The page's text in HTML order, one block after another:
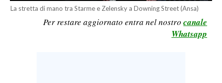
La stretta di mano tra Starme e Zelensky a Downing Street (Ansa)
Per restare aggiornato entra nel nostro canale
Whatsapp